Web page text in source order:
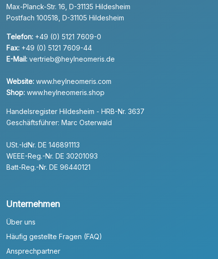
Max-Planck-Str. 16, D-31135 Hildesheim
Postfach 100518, D-31105 Hildesheim
Telefon: +49 (0) 5121 7609-0
Fax: +49 (0) 5121 7609-44
E-Mail: vertrieb@heylneomeris.de
Website: www.heylneomeris.com
Shop: www.heylneomeris.shop
Handelsregister Hildesheim - HRB-Nr. 3637
Geschäftsführer: Marc Osterwald
USt.-IdNr. DE 146891113
WEEE-Reg.-Nr. DE 30201093
Batt-Reg.-Nr. DE 96440121
Unternehmen
Über uns
Häufig gestellte Fragen (FAQ)
Ansprechpartner